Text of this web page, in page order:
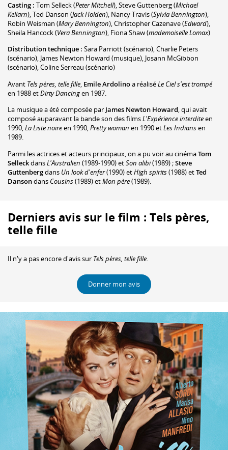
Casting : Tom Selleck(Peter Mitchell),Steve Guttenberg(Michael
Kellarn),Ted Danson (Jack Holden), Nancy Travis(Sylvia Bennington),
Robin Weisman (Mary Bennington),Christopher Cazenave(Edward),
Sheila Hancock(Vera Bennington), Fiona Shaw(mademoiselle Lomax)
Distribution technique : Sara Parriott(scénario),Charlie Peters
(scénario), James Newton Howard (musique), Josann McGibbon
(scénario),Coline Serreau (scénario)
Avant Tels pères, telle fille, Emile Ardolinoa réaliséLe Ciel s'est trompé
en 1988 etDirty Dancingen 1987.
La musique a été composée par James Newton Howard, qui avait
composé auparavant la bande son des filmsL'Expérience interditeen
1990,La Liste noireen 1990,Pretty woman en 1990 etLes Indiansen
1989.
Parmi les actrices et acteurs principaux, on a pu voir au cinémaTom
SelleckdansL'Australien (1989-1990) etSon alibi(1989) ;Steve
Guttenbergdans Un look d'enfer(1990) etHigh spirits(1988) etTed
Dansondans Cousins(1989) etMon père(1989).
Derniers avis sur le film : Tels pères,
telle fille
Il n'y a pas encore d'avis sur Tels pères, telle fille.
Donner mon avis